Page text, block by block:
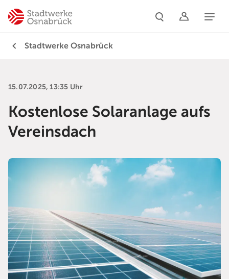
Stadtwerke Osnabrück
15.07.2025, 13:35 Uhr
Kostenlose Solaranlage aufs
Vereinsdach